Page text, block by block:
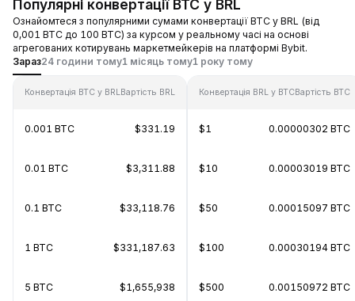
Популярні конвертації BTC у BRL
Ознайомтеся з популярними сумами конвертації BTC у BRL (від
0,001 BTC до 100 BTC) за курсом у реальному часі на основі
агрегованих котирувань маркетмейкерів на платформі Bybit.
Зараз24 години тому1 місяць тому1 року тому
Конвертація BTC у BRLВартість BRL
0.001 BTC $331.19
0.01 BTC $3,311.88
0.1 BTC $33,118.76
1 BTC $331,187.63
5 BTC $1,655,938
Конвертація BRL у BTCВартість BTC
$1 0.00000302 BTC
$10 0.00003019 BTC
$50 0.00015097 BTC
$100 0.00030194 BTC
$500 0.00150972 BTC